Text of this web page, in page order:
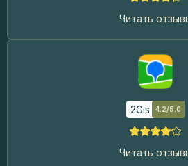
Читать
2Gis 4.2/5.0
Читать